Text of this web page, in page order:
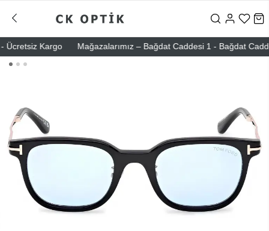
Kargo Mağazalarımız – Bağdat Caddesi 1 - Bağdat